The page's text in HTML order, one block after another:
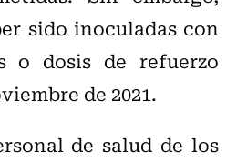
sido inoculadas con
o dosis de refuerzo
de 2021.
de salud de los